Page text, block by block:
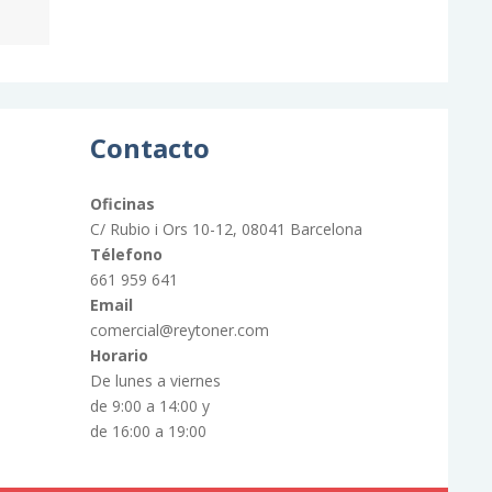
Contacto
Oficinas
C/ Rubio i Ors 10-12, 08041 Barcelona
Télefono
661 959 641
Email
comercial@reytoner.com
Horario
De lunes a viernes
de 9:00 a 14:00 y
de 16:00 a 19:00